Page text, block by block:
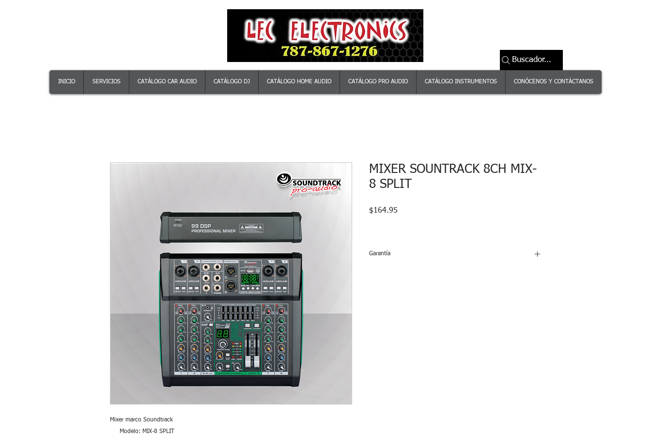
Buscador...
INICIO SERVICIOS CATÁLOGO CAR AUDIO CATÁLOGO DJ CATÁLOGO HOME AUDIO CATÁLOGO PRO AUDIO CATÁLOGO INSTRUMENTOS CONÓCENOS Y CONTÁCTANOS
Mixer marco Soundtrack
Modelo: MIX-8 SPLIT
MIXER SOUNTRACK 8CH MIX-
8 SPLIT
$164.95
Garantía